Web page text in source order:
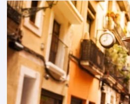
Benelux
Featured
image